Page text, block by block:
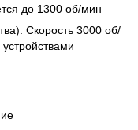
до 1300 об/мин
Скорость 3000 об/